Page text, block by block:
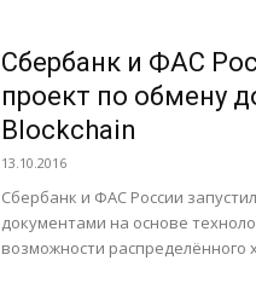
Сбербанк и ФАС
проект по обмену
Blockchain
13.10.2016
Сбербанк и ФАС России
документами на основе
возможности распределённого